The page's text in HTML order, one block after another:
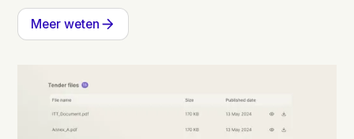
Meer weten